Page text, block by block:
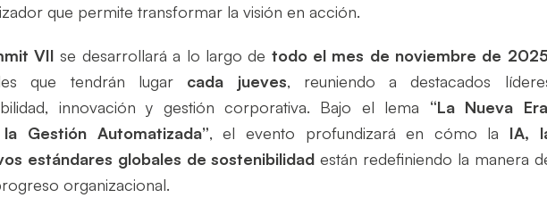
que permite transformar la visión en acción.
VII se desarrollará a lo largo de todo el mes de noviembre de
que tendrán lugar cada jueves, reuniendo a destacados
innovación y gestión corporativa. Bajo el lema “La Nueva
Gestión Automatizada”, el evento profundizará en cómo la IA,
estándares globales de sostenibilidad están redefiniendo la manera
organizacional.